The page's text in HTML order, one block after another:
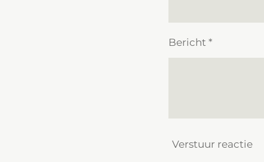
Bericht *
Verstuur reactie